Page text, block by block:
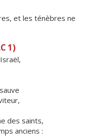
et les ténèbres ne
1)
des saints,
anciens :